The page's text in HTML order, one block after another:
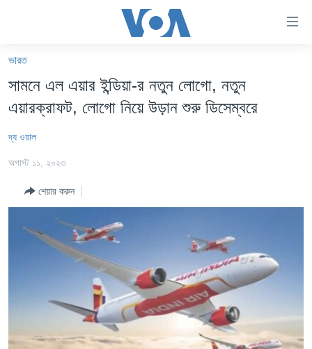
যান।
প্রধান
ন্যাভিগেশনে
যান
যান
ভারত
সম্পাদকীয়
Learning English
ভারত
সামনে এল এয়ার ইন্ডিয়া-র নতুন লোগো, নতুন
এয়ারক্রাফট, লোগো নিয়ে উড়ান শুরু ডিসেম্বরে
দ্য ওয়াল
অগাস্ট ১১, ২০২৩
শেয়ার করুন